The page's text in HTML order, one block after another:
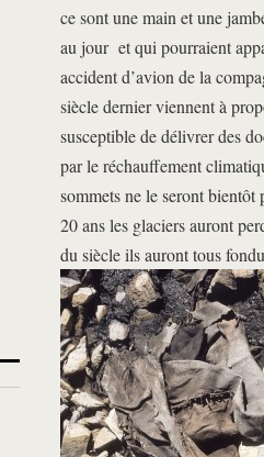
ce sont une main et une
au jour et qui pourraient
accident d’avion de la
siècle dernier viennent à
susceptible de délivrer des
par le réchauffement
sommets ne le seront
20 ans les glaciers auront
du siècle ils auront tous